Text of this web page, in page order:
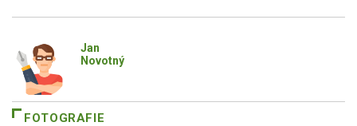
Jan
Novotný
FOTOGRAFIE